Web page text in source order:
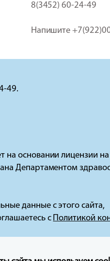
8(3452) 60-24-49
Напишите
49.
основании лицензии
Департаментом
данные с этого сайта,
с Политикой